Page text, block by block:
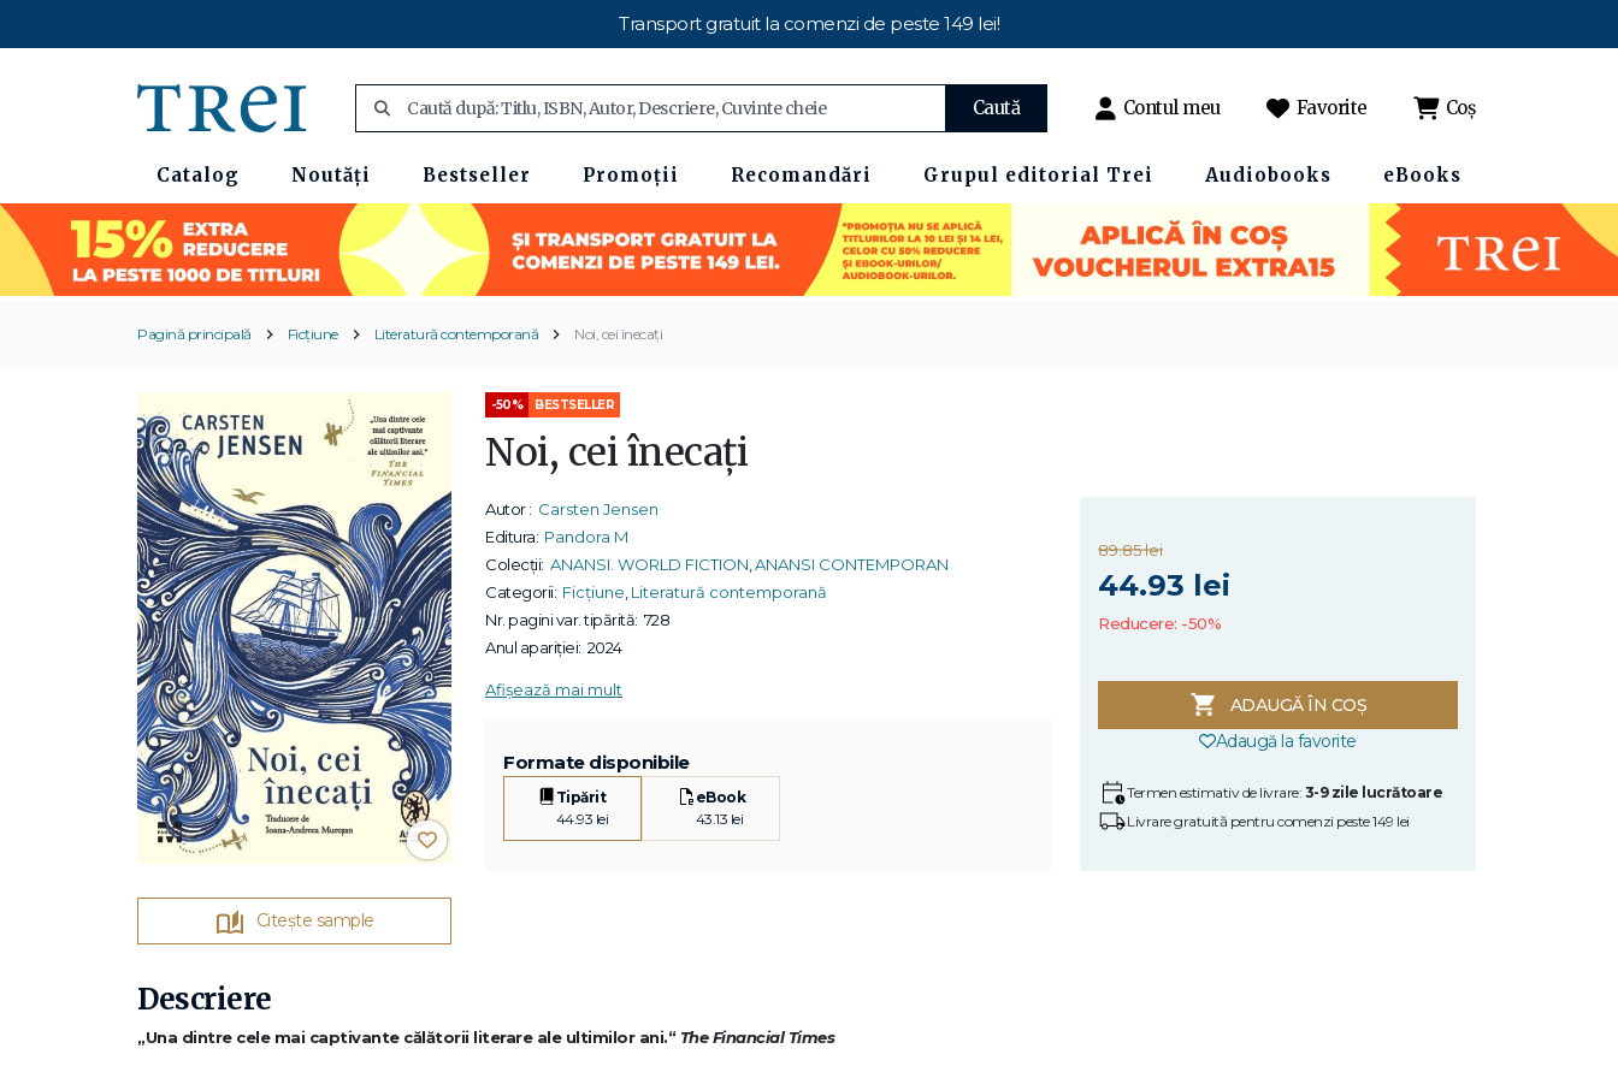
Transport gratuit la comenzi de peste 149 lei!
Caută Contul meu Favorite Coș
Catalog Noutăți Bestseller Promoții Recomandări Grupul editorial Trei Audiobooks eBooks
Pagină principală Ficțiune Literatură contemporană Noi, cei înecați
Citește sample
-50% BESTSELLER
Noi, cei înecați
Autor : Carsten Jensen
Editura: Pandora M
Colecții: ANANSI. WORLD FICTION ANANSI CONTEMPORAN
Categorii: Ficțiune Literatură contemporană
Nr. pagini var. tipărită: 728
Anul apariției: 2024
Afișează mai mult
Formate disponibile
Tipărit
44.93 lei
eBook
43.13 lei
89.85 lei
44.93 lei
Reducere: -50%
ADAUGĂ ÎN COȘ
Adaugă la favorite
Termen estimativ de livrare: 3-9 zile lucrătoare
Livrare gratuită pentru comenzi peste 149 lei
Descriere
„Una dintre cele mai captivante călătorii literare ale ultimilor ani.“ The Financial Times